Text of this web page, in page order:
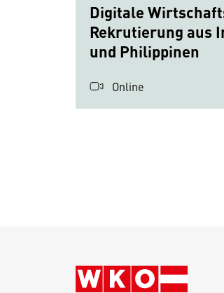
Digitale
Rekrutierung aus
und Philippinen
Online